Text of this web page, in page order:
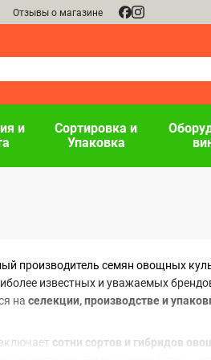
Отзывы о магазине
и
Сортировка и
Упаковка
производитель семян овощных
известных и уважаемых
на селекции, производстве и
сотни сортов и гибридов